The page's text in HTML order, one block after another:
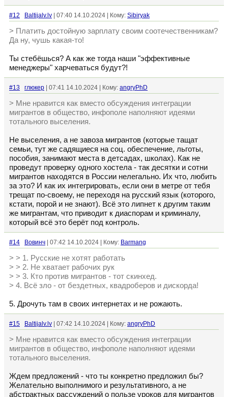
#12 Baltijalv.lv | 07:40 14.10.2024 | Кому: Sibiryak
> Платить достойную зарплату своим соотечественникам?
Да ну, чушь какая-то!
Ты стебёшься? А как же тогда наши "эффективные
менеджеры" харчеваться будут?!
#13 глюкер | 07:41 14.10.2024 | Кому: angryPhD
> Мне нравится как вместо обсуждения интеграции
мигрантов в общество, инфополе наполняют идеями
тотального выселения.
Не выселения, а не завоза мигрантов (которые тащат
семьи, тут же садящиеся на соц. обеспечение, льготы,
пособия, занимают места в детсадах, школах). Как не
проведут проверку одного хостела - так десятки и сотни
мигрантов находятся в России нелегально. Их что, любить
за это? И как их интегрировать, если они в метре от тебя
трещат по-своему, не переходя на русский язык (которого,
кстати, порой и не знают). Всё это липнет к другим таким
же мигрантам, что приводит к диаспорам и криминалу,
который всё это берёт под контроль.
#14 Вовинч | 07:42 14.10.2024 | Кому: Barmang
> > 1. Русские не хотят работать
> > 2. Не хватает рабочих рук
> > 3. Кто против мигрантов - тот скинхед.
> 4. Всё зло - от бездетных, квадроберов и дискорда!
5. Дрочуть там в своих интернетах и не рожають.
#15 Baltijalv.lv | 07:42 14.10.2024 | Кому: angryPhD
> Мне нравится как вместо обсуждения интеграции
мигрантов в общество, инфополе наполняют идеями
тотального выселения.
Ждем предложений - что ты конкретно предложил бы?
Желательно выполнимого и результативного, а не
абстрактных рассуждений о пользе уроков для мигрантов